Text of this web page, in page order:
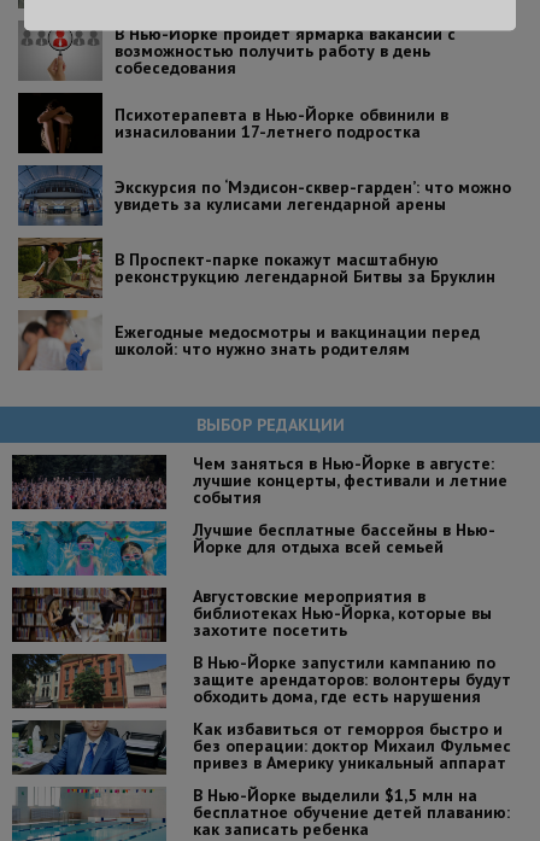
В Нью-Йорке пройдет ярмарка вакансий с
возможностью получить работу в день
собеседования
Психотерапевта в Нью-Йорке обвинили в
изнасиловании 17-летнего подростка
Экскурсия по ‘Мэдисон-сквер-гарден’: что можно
увидеть за кулисами легендарной арены
В Проспект-парке покажут масштабную
реконструкцию легендарной Битвы за Бруклин
Ежегодные медосмотры и вакцинации перед
школой: что нужно знать родителям
ВЫБОР РЕДАКЦИИ
Чем заняться в Нью-Йорке в августе:
лучшие концерты, фестивали и летние
события
Лучшие бесплатные бассейны в Нью-
Йорке для отдыха всей семьей
Августовские мероприятия в
библиотеках Нью-Йорка, которые вы
захотите посетить
В Нью-Йорке запустили кампанию по
защите арендаторов: волонтеры будут
обходить дома, где есть нарушения
Как избавиться от геморроя быстро и
без операции: доктор Михаил Фульмес
привез в Америку уникальный аппарат
В Нью-Йорке выделили $1,5 млн на
бесплатное обучение детей плаванию:
как записать ребенка